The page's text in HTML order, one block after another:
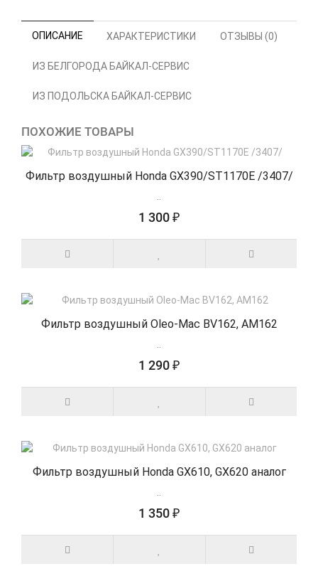
ОПИСАНИЕ ХАРАКТЕРИСТИКИ ОТЗЫВЫ (0)
ИЗ БЕЛГОРОДА БАЙКАЛ-СЕРВИС
ИЗ ПОДОЛЬСКА БАЙКАЛ-СЕРВИС
ПОХОЖИЕ ТОВАРЫ
Фильтр воздушный Honda GX390/ST1170E /3407/
..
1 300 ₽
Фильтр воздушный Oleo-Mac BV162, AM162
..
1 290 ₽
Фильтр воздушный Honda GX610, GX620 аналог
..
1 350 ₽